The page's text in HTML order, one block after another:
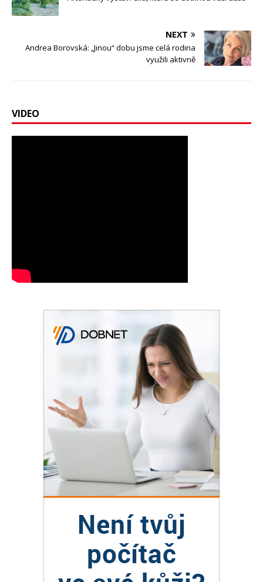
NEXT
Andrea Borovská: „Jinou“ dobu jsme celá rodina
využili aktivně
VIDEO